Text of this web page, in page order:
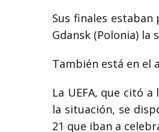
Sus finales
Gdansk (Polonia)
También está en el
La UEFA, que citó
la situación, se
21 que iban a